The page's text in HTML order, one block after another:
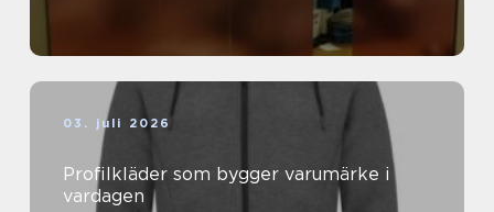
03. juli 2026
Profilkläder som bygger varumärke i
vardagen